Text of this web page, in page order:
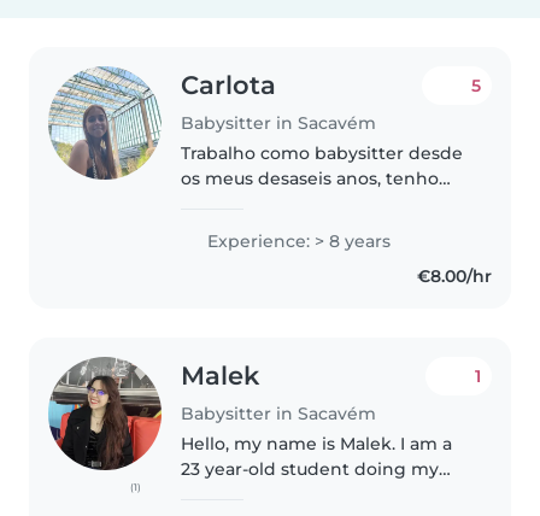
Carlota
Babysitter in Sacavém
5
Trabalho como babysitter desde
os meus desaseis anos, tenho
nascidos até a adolescência.
Trabalho também numa cresce!
Sou muito carinhosa, gosto de
Experience: > 8 years
€8.00/hr
(1)
Malek
Babysitter in Sacavém
1
Hello, my name is Malek. I am a
23 year-old student doing my